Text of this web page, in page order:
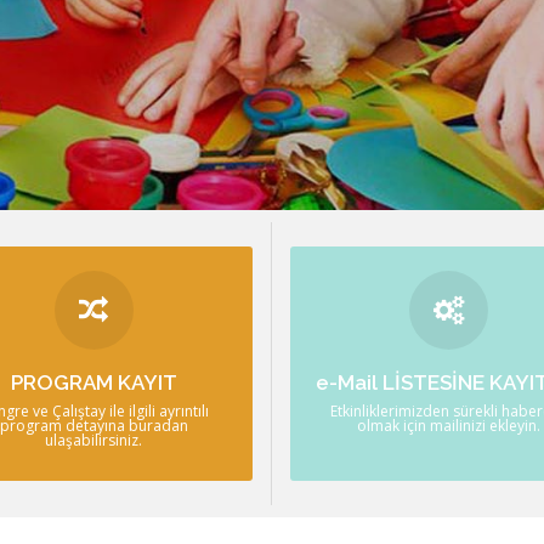
PROGRAM KAYIT
ve Çalıştay ile ilgili ayrıntılı
program detayına buradan
ulaşabilirsiniz.
ulaşabilirsiniz.
DETAYLI BİLGİ
e-Mail LİSTESİNE
Etkinliklerimizden sürekli
olmak için mailinizi ekleyin.
olmak için mailinizi ekleyin.
DETAYLI BİLGİ